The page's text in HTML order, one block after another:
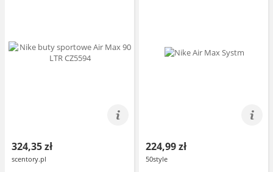
324,35 zł
scentory.pl
224,99 zł
50style